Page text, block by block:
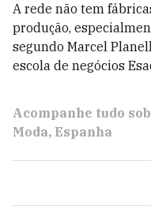
A rede não tem
produção,
segundo Marcel
escola de negócios
Acompanhe tudo
Moda Espanha